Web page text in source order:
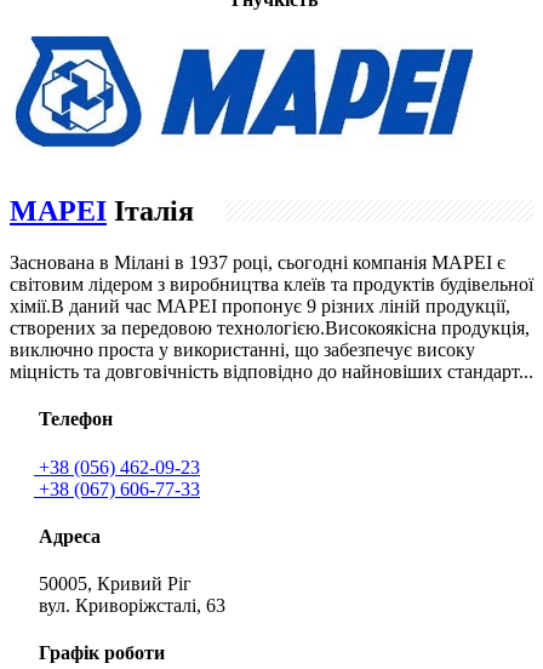
MAPEI Італія
Заснована в Мілані в 1937 році, сьогодні компанія МAPEI є
світовим лідером з виробництва клеїв та продуктів будівельної
хімії.В даний час MAPEI пропонує 9 різних ліній продукції,
створених за передовою технологією.Високоякісна продукція,
виключно проста у використанні, що забезпечує високу
міцність та довговічність відповідно до найновіших стандарт...
Телефон
+38 (056) 462-09-23
+38 (067) 606-77-33
Адреса
50005, Кривий Ріг
вул. Криворіжсталі, 63
Графік роботи